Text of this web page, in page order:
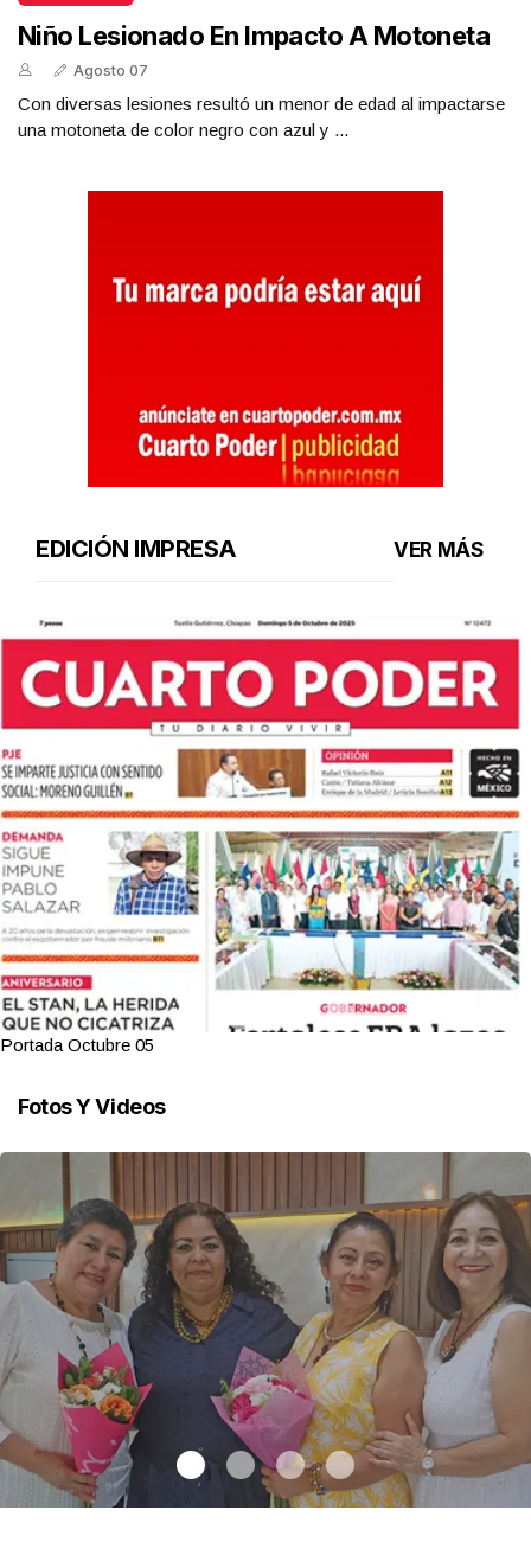
Niño Lesionado En Impacto A Motoneta
Agosto 07
Con diversas lesiones resultó un menor de edad al impactarse
una motoneta de color negro con azul y ...
EDICIÓN IMPRESA VER MÁS
Portada Octubre 05
Fotos Y Videos